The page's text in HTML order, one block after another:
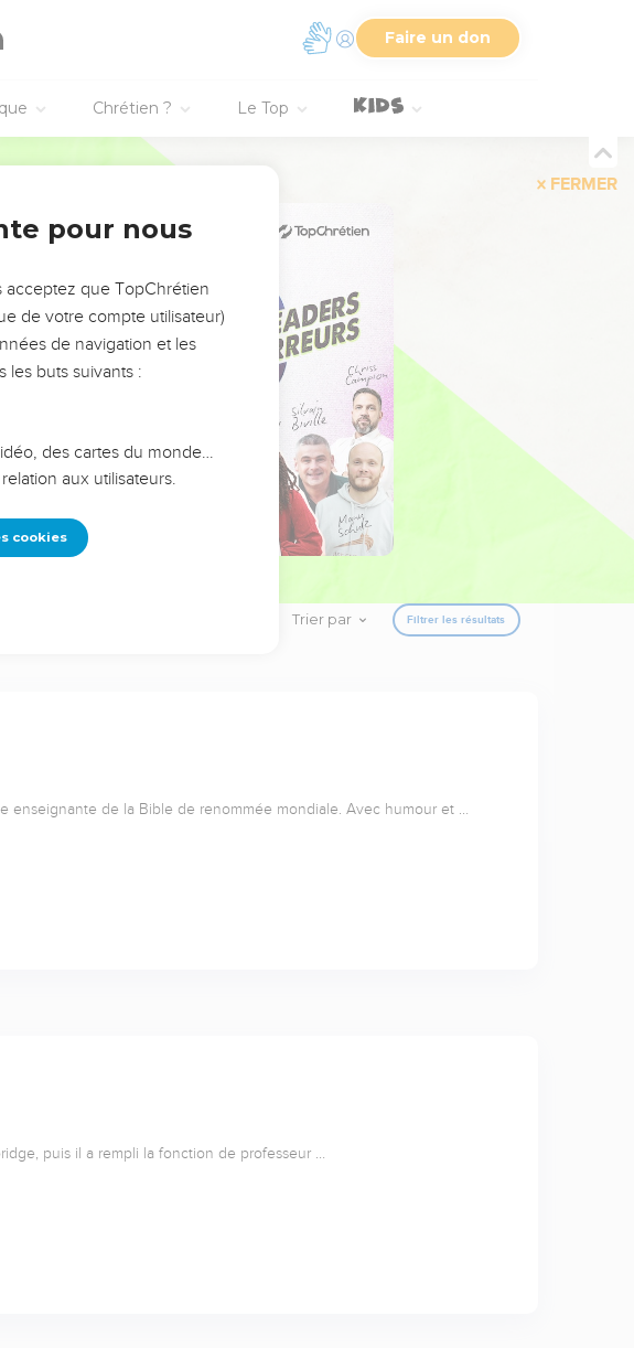
Faire un don
Chrétien ? Le Top
FERMER
Trier par Filtrer les résultats
de la Bible de renommée mondiale. Avec humour et …
puis il a rempli la fonction de professeur …
pour nous
acceptez que TopChrétien
de votre compte utilisateur)
de navigation et les
les buts suivants :
des cartes du monde…
aux utilisateurs.
cookies